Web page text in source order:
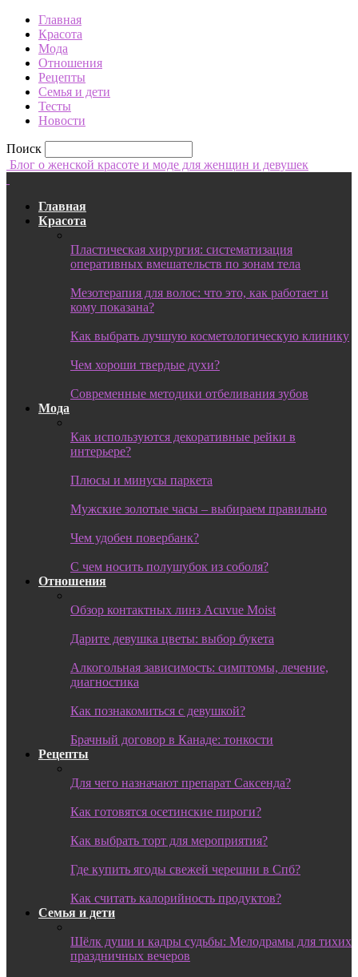
Главная
Красота
Мода
Отношения
Рецепты
Семья и дети
Тесты
Новости
Поиск
Блог о женской красоте и моде для женщин и девушек
Главная
Красота
Пластическая хирургия: систематизация
оперативных вмешательств по зонам тела
Мезотерапия для волос: что это, как работает и
кому показана?
Как выбрать лучшую косметологическую клинику
Чем хороши твердые духи?
Современные методики отбеливания зубов
Мода
Как используются декоративные рейки в
интерьере?
Плюсы и минусы паркета
Мужские золотые часы – выбираем правильно
Чем удобен повербанк?
С чем носить полушубок из соболя?
Отношения
Обзор контактных линз Acuvue Moist
Дарите девушка цветы: выбор букета
Алкогольная зависимость: симптомы, лечение,
диагностика
Как познакомиться с девушкой?
Брачный договор в Канаде: тонкости
Рецепты
Для чего назначают препарат Саксенда?
Как готовятся осетинские пироги?
Как выбрать торт для мероприятия?
Где купить ягоды свежей черешни в Спб?
Как считать калорийность продуктов?
Семья и дети
Шёлк души и кадры судьбы: Мелодрамы для тихих
праздничных вечеров